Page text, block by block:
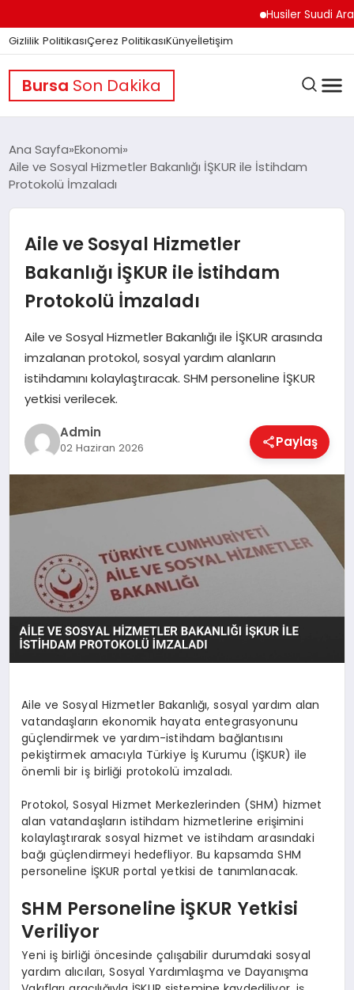
Husiler Suudi
Gizlilik PolitikasıÇerez PolitikasıKünyeİletişim
Bursa Son Dakika
GÜNDEM
DÜNYA
EĞITIM
EKONOMI
MAGAZIN
TEKNOLOJI
Ana Sayfa Ekonomi
Aile ve Sosyal Hizmetler Bakanlığı İŞKUR ile İstihdam
Protokolü İmzaladı
Aile ve Sosyal Hizmetler
Bakanlığı İŞKUR ile İstihdam
Protokolü İmzaladı
Aile ve Sosyal Hizmetler Bakanlığı ile İŞKUR arasında
imzalanan protokol, sosyal yardım alanların
istihdamını kolaylaştıracak. SHM personeline İŞKUR
yetkisi verilecek.
Admin
02 Haziran 2026 Paylaş
Aile ve Sosyal Hizmetler Bakanlığı, sosyal yardım alan
vatandaşların ekonomik hayata entegrasyonunu
güçlendirmek ve yardım-istihdam bağlantısını
pekiştirmek amacıyla Türkiye İş Kurumu (İŞKUR) ile
önemli bir iş birliği protokolü imzaladı.
Protokol, Sosyal Hizmet Merkezlerinden (SHM) hizmet
alan vatandaşların istihdam hizmetlerine erişimini
kolaylaştırarak sosyal hizmet ve istihdam arasındaki
bağı güçlendirmeyi hedefliyor. Bu kapsamda SHM
personeline İŞKUR portal yetkisi de tanımlanacak.
SHM Personeline İŞKUR Yetkisi
Veriliyor
Yeni iş birliği öncesinde çalışabilir durumdaki sosyal
yardım alıcıları, Sosyal Yardımlaşma ve Dayanışma